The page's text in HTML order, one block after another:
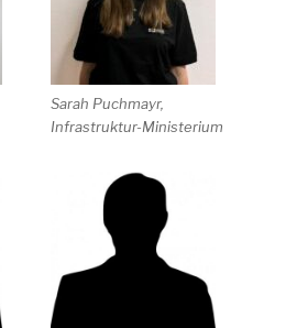
Sarah Puchmayr,
Infrastruktur-Ministerium